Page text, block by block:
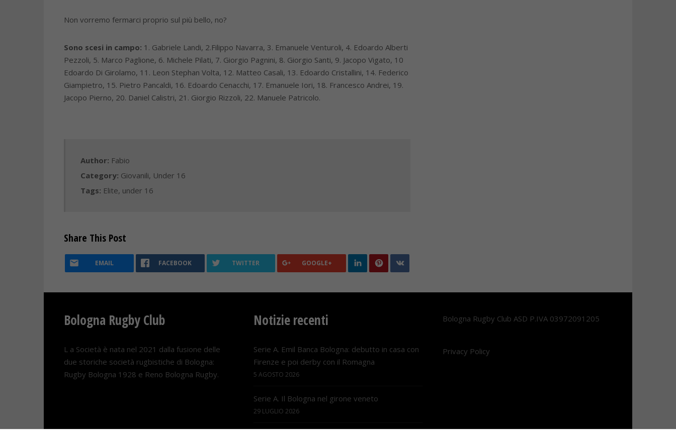
Non vorremo fermarci proprio sul più bello, no?
Sono scesi in campo: 1. Gabriele Landi, 2.Filippo Navarra, 3. Emanuele Venturoli, 4. Edoardo Alberti
Pezzoli, 5. Marco Paglione, 6. Michele Pilati, 7. Giorgio Pagnini, 8. Giorgio Santi, 9. Jacopo Vigato, 10
Edoardo Di Girolamo, 11. Leon Stephan Volta, 12. Matteo Casali, 13. Edoardo Cristallini, 14. Federico
Giampietro, 15. Pietro Pancaldi, 16. Edoardo Cenacchi, 17. Emanuele Iori, 18. Francesco Andrei, 19.
Jacopo Pierno, 20. Daniel Calistri, 21. Giorgio Rizzoli, 22. Manuele Patricolo.
Author: Fabio
Category: Giovanili, Under 16
Tags: Elite, under 16
Share This Post
EMAIL FACEBOOK TWITTER GOOGLE+
Bologna Rugby Club
L a Società è nata nel 2021 dalla fusione delle
due storiche società rugbistiche di Bologna:
Rugby Bologna 1928 e Reno Bologna Rugby.
Notizie recenti
Serie A. Emil Banca Bologna: debutto in casa con
Firenze e poi derby con il Romagna
5 AGOSTO 2026
Serie A. Il Bologna nel girone veneto
29 LUGLIO 2026
Bologna Rugby Club ASD P.IVA 03972091205
Privacy Policy